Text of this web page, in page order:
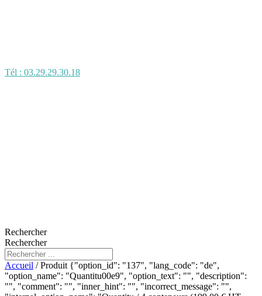
Tél : 03.29.29.30.18
Rechercher
Rechercher
Accueil / Produit {"option_id": "137", "lang_code": "de",
"option_name": "Quantitu00e9", "option_text": "", "description":
"", "comment": "", "inner_hint": "", "incorrect_message": "",